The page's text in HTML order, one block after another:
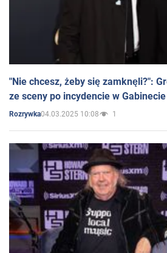
"Nie chcesz, żeby się zamknęli?":
ze sceny po incydencie w
Rozrywka04.03.2025 10:08 1